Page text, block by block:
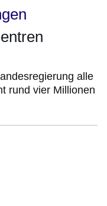
alle
rund vier Millionen